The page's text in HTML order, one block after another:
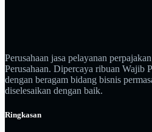
Perusahaan jasa pelayanan
Perusahaan. Dipercaya ribuan Wajib
dengan beragam bidang bisnis
diselesaikan dengan baik.
Ringkasan